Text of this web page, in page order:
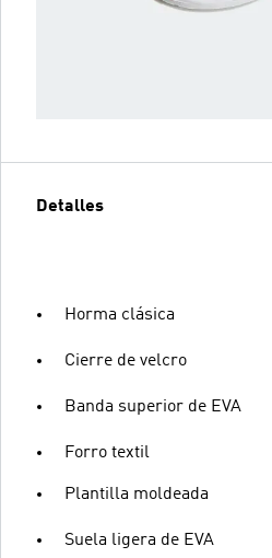
Detalles
Horma clásica
Cierre de velcro
Banda superior de EVA
Forro textil
Plantilla moldeada
Suela ligera de EVA